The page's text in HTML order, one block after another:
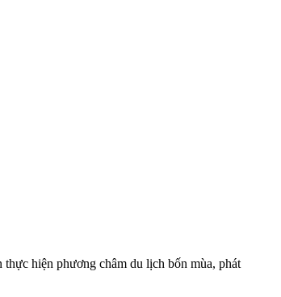
hiện phương châm du lịch bốn mùa, phát